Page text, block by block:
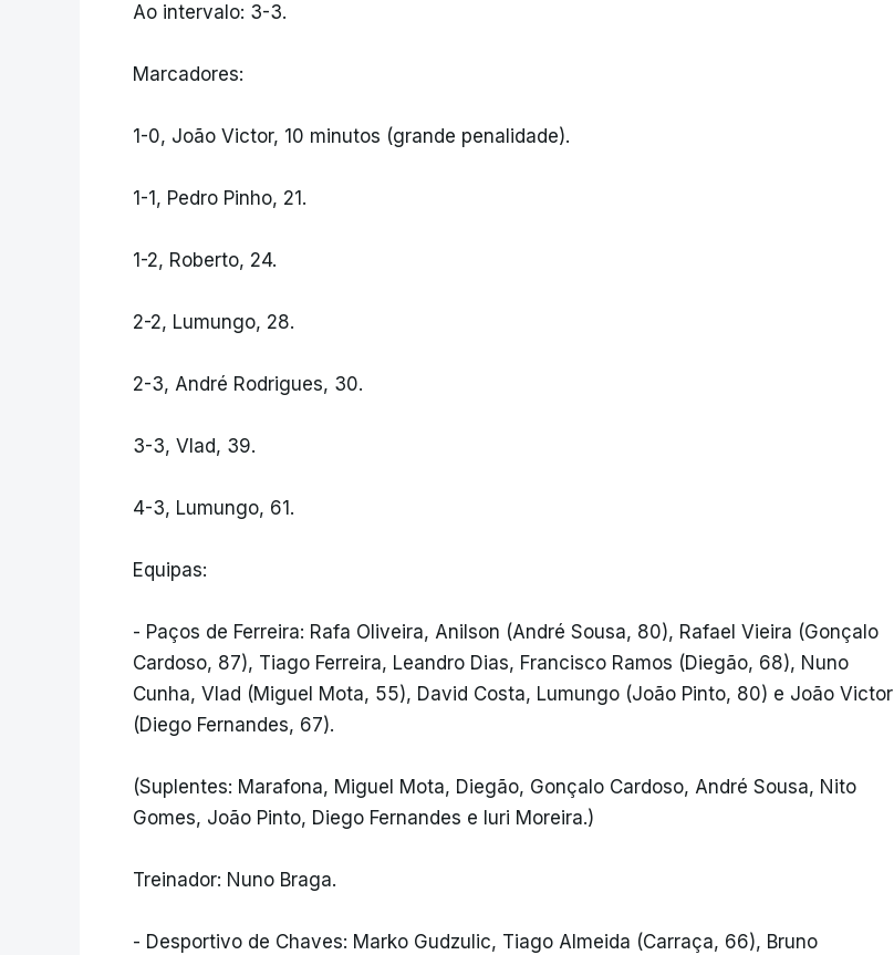
Ao intervalo: 3-3.
Marcadores:
1-0, João Victor, 10 minutos (grande penalidade).
1-1, Pedro Pinho, 21.
1-2, Roberto, 24.
2-2, Lumungo, 28.
2-3, André Rodrigues, 30.
3-3, Vlad, 39.
4-3, Lumungo, 61.
Equipas:
- Paços de Ferreira: Rafa Oliveira, Anilson (André Sousa, 80), Rafael Vieira (Gonçalo
Cardoso, 87), Tiago Ferreira, Leandro Dias, Francisco Ramos (Diegão, 68), Nuno
Cunha, Vlad (Miguel Mota, 55), David Costa, Lumungo (João Pinto, 80) e João Victor
(Diego Fernandes, 67).
(Suplentes: Marafona, Miguel Mota, Diegão, Gonçalo Cardoso, André Sousa, Nito
Gomes, João Pinto, Diego Fernandes e Iuri Moreira.)
Treinador: Nuno Braga.
- Desportivo de Chaves: Marko Gudzulic, Tiago Almeida (Carraça, 66), Bruno